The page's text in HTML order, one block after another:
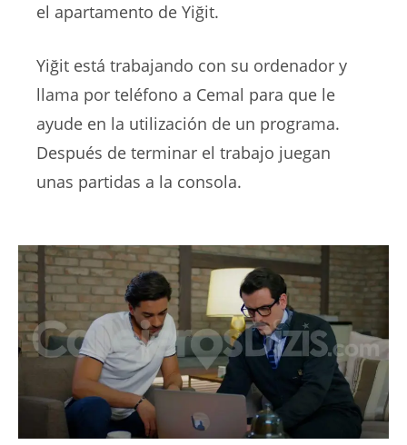
el apartamento de Yiğit.
Yiğit está trabajando con su ordenador y
llama por teléfono a Cemal para que le
ayude en la utilización de un programa.
Después de terminar el trabajo juegan
unas partidas a la consola.